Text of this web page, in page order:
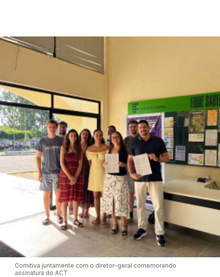
Comitiva juntamente com o diretor-geral comemorando
assinatura do ACT